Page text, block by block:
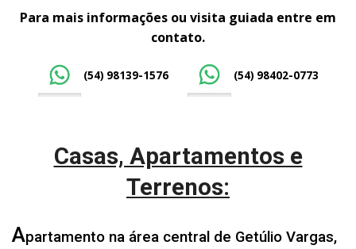
Para mais informações ou visita guiada entre em
contato.
(54) 98139-1576 (54) 98402-0773
Casas, Apartamentos e
Terrenos:
Apartamento na área central de Getúlio Vargas,